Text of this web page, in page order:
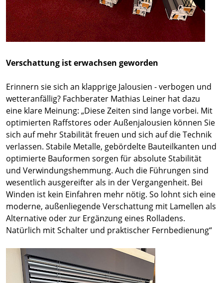
Verschattung ist erwachsen geworden
Erinnern sie sich an klapprige Jalousien - verbogen und
wetteranfällig? Fachberater Mathias Leiner hat dazu
eine klare Meinung: „Diese Zeiten sind lange vorbei. Mit
optimierten Raffstores oder Außenjalousien können Sie
sich auf mehr Stabilität freuen und sich auf die Technik
verlassen. Stabile Metalle, gebördelte Bauteilkanten und
optimierte Bauformen sorgen für absolute Stabilität
und Verwindungshemmung. Auch die Führungen sind
wesentlich ausgereifter als in der Vergangenheit. Bei
Winden ist kein Einfahren mehr nötig. So lohnt sich eine
moderne, außenliegende Verschattung mit Lamellen als
Alternative oder zur Ergänzung eines Rolladens.
Natürlich mit Schalter und praktischer Fernbedienung“